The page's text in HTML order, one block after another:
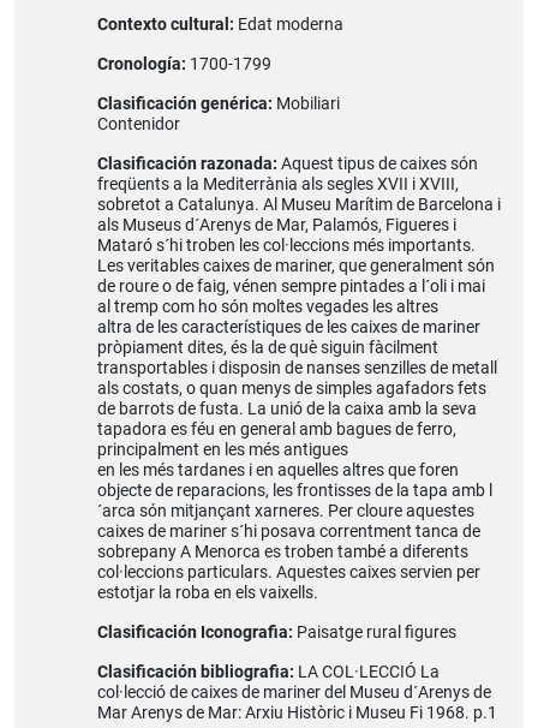
Contexto cultural: Edat moderna
Cronología: 1700-1799
Clasificación genérica: Mobiliari
Contenidor
Clasificación razonada: Aquest tipus de caixes són
freqüents a la Mediterrània als segles XVII i XVIII,
sobretot a Catalunya. Al Museu Marítim de Barcelona i
als Museus d´Arenys de Mar, Palamós, Figueres i
Mataró s´hi troben les col·leccions més importants.
Les veritables caixes de mariner, que generalment són
de roure o de faig, vénen sempre pintades a l´oli i mai
al tremp com ho són moltes vegades les altres
altra de les característiques de les caixes de mariner
pròpiament dites, és la de què siguin fàcilment
transportables i disposin de nanses senzilles de metall
als costats, o quan menys de simples agafadors fets
de barrots de fusta. La unió de la caixa amb la seva
tapadora es féu en general amb bagues de ferro,
principalment en les més antigues
en les més tardanes i en aquelles altres que foren
objecte de reparacions, les frontisses de la tapa amb l
´arca són mitjançant xarneres. Per cloure aquestes
caixes de mariner s´hi posava correntment tanca de
sobrepany A Menorca es troben també a diferents
col·leccions particulars. Aquestes caixes servien per
estotjar la roba en els vaixells.
Clasificación Iconografia: Paisatge rural figures
Clasificación bibliografia: LA COL·LECCIÓ La
col·lecció de caixes de mariner del Museu d´Arenys de
Mar Arenys de Mar: Arxiu Històric i Museu Fi 1968. p.1